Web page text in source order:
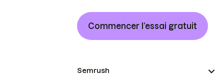
Commencer l’essai gratuit
Semrush